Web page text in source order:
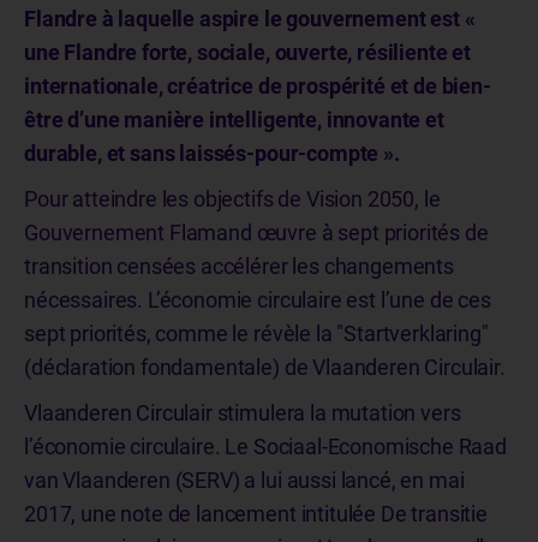
Flandre à laquelle aspire le gouvernement est «
une Flandre forte, sociale, ouverte, résiliente et
internationale, créatrice de prospérité et de bien-
être d’une manière intelligente, innovante et
durable, et sans laissés-pour-compte ».
Pour atteindre les objectifs de Vision 2050, le
Gouvernement Flamand œuvre à sept priorités de
transition censées accélérer les changements
nécessaires. L’économie circulaire est l’une de ces
sept priorités, comme le révèle la "Startverklaring"
(déclaration fondamentale) de Vlaanderen Circulair.
Vlaanderen Circulair stimulera la mutation vers
l’économie circulaire. Le Sociaal-Economische Raad
van Vlaanderen (SERV) a lui aussi lancé, en mai
2017, une note de lancement intitulée De transitie